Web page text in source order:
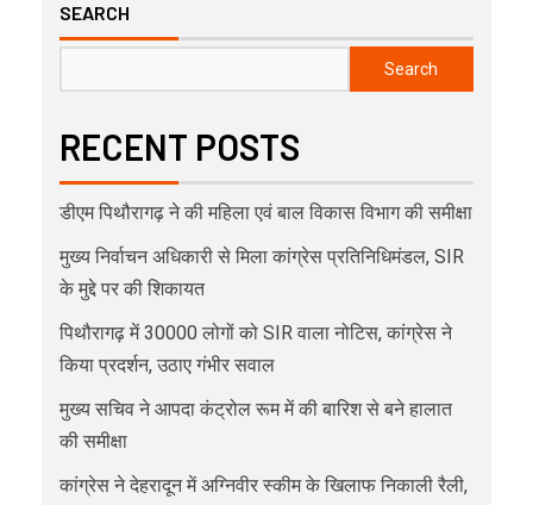
SEARCH
Search
RECENT POSTS
डीएम पिथौरागढ़ ने की महिला एवं बाल विकास विभाग की समीक्षा
मुख्य निर्वाचन अधिकारी से मिला कांग्रेस प्रतिनिधिमंडल, SIR
के मुद्दे पर की शिकायत
पिथौरागढ़ में 30000 लोगों को SIR वाला नोटिस, कांग्रेस ने
किया प्रदर्शन, उठाए गंभीर सवाल
मुख्य सचिव ने आपदा कंट्रोल रूम में की बारिश से बने हालात
की समीक्षा
कांग्रेस ने देहरादून में अग्निवीर स्कीम के खिलाफ निकाली रैली,